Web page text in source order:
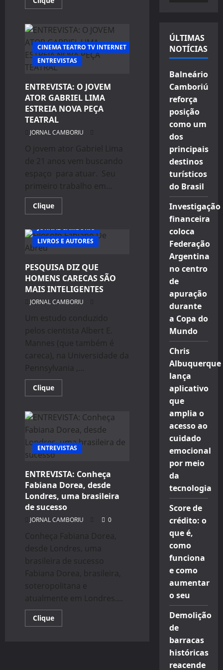
more
DO
MÊS
COM
O
ATOR
GABRIEL
LIMA
CINEMA TEATRO TV INTERNET
ENTREVISTAS
ENTREVISTA: O JOVEM
ATOR GABRIEL LIMA
ESTREIA NOVA PEÇA
TEATRAL
JORNAL CAMBORIU
O jovem ator Gabriel Lima
de 21 anos vem buscando
espaço para atuar. Seu
primeiro trabalho em...
CliqueRead
more
O
JOVEM
ATOR
ESTREIA
NOVA
PEÇA
TEATRAL
ENTREVISTAS
JORNAL CAMBORIU
LIVROS E AUTORES
PESQUISA DIZ QUE
HOMENS CARECAS SÃO
MAIS INTELIGENTES
JORNAL CAMBORIU
Um estudo conduzido
pelos cientista Albert E.
Mannes (que também é
careca), na Universidade da
Pennsylvania ,...
CliqueRead
more
DIZ
QUE
HOMENS
CARECAS
SÃO
MAIS
INTELIGENTES
ENTREVISTAS
ENTREVISTA: Conheça
Fabiana Dorea, desde
Londres, uma brasileira
de sucesso
JORNAL CAMBORIU 0
Conheça Fabiana Dorea,
desde Londres, uma
brasileira de sucesso
Fabiana Dorea, brasileira,
soteropolitana e
atualmente em Londres....
CliqueRead
more
ÚLTIMAS
NOTÍCIAS
Balneário
Camboriú
reforça
posição
como um
dos
principais
destinos
turísticos
do Brasil
Investigação
financeira
coloca
Federação
Argentina
no centro
de
apuração
durante
a Copa do
Mundo
Chris
Albuquerque
lança
aplicativo
que
amplia o
acesso ao
cuidado
emocional
por meio
da
tecnologia
Score de
crédito: o
que é,
como
funciona
e como
aumentar
o seu
Demolição
de
barracas
históricas
reacende